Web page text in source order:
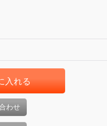
入れる
わせ